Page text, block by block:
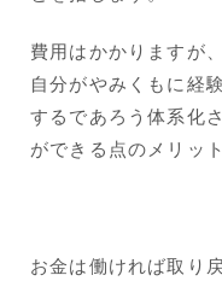
費用はかかりますが、
自分がやみくもに経
するであろう体系化
ができる点のメリッ
お金は働ければ取り